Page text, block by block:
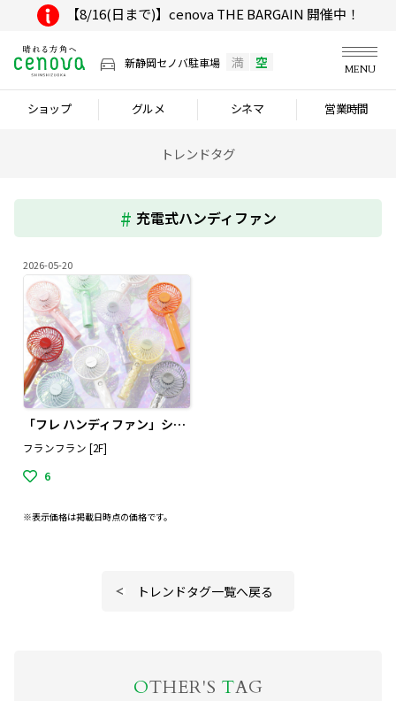
【8/16(日まで)】cenova THE BARGAIN 開催中！
新静岡セノバ駐車場 満 空 MENU
ショップ グルメ シネマ 営業時間
トレンドタグ
充電式ハンディファン
2026-05-20
「フレ ハンディファン」シリーズの2026年モデルの紹介です！
フランフラン [2F]
6
※表示価格は掲載日時点の価格です。
トレンドタグ一覧へ戻る
OTHER'S TAG